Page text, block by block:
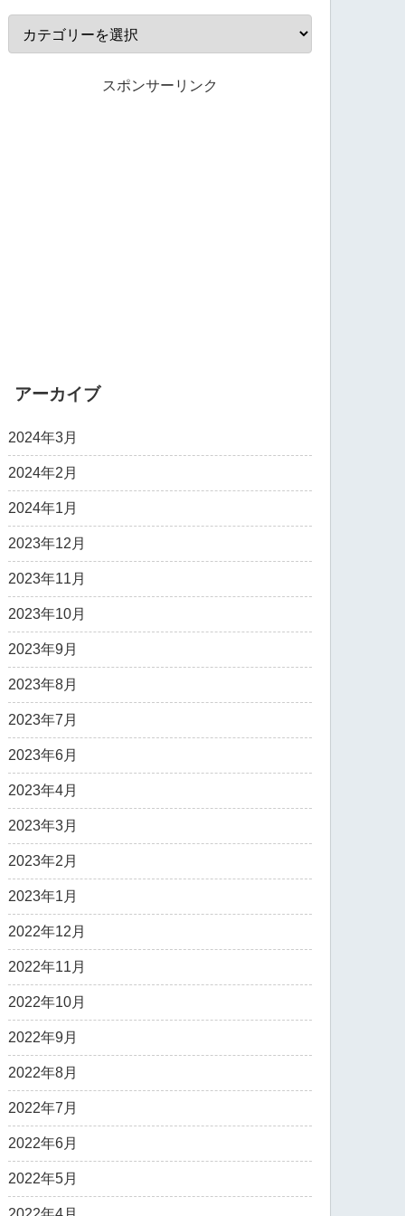
スポンサーリンク
アーカイブ
2024年3月
2024年2月
2024年1月
2023年12月
2023年11月
2023年10月
2023年9月
2023年8月
2023年7月
2023年6月
2023年4月
2023年3月
2023年2月
2023年1月
2022年12月
2022年11月
2022年10月
2022年9月
2022年8月
2022年7月
2022年6月
2022年5月